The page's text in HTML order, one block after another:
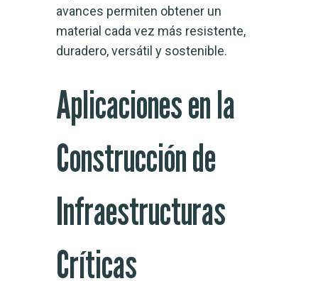
avances permiten obtener un
material cada vez más resistente,
duradero, versátil y sostenible.
Aplicaciones en la
Construcción de
Infraestructuras
Críticas